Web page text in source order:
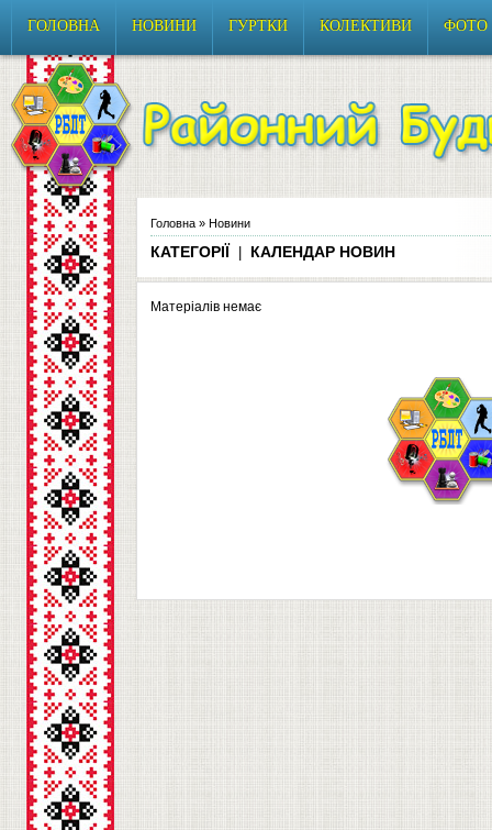
ГОЛОВНА НОВИНИ ГУРТКИ КОЛЕКТИВИ ФОТО
Головна » Новини
КАТЕГОРІЇ КАЛЕНДАР НОВИН
Матеріалів немає